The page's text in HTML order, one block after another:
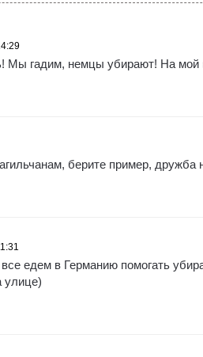
Мы гадим, немцы убирают! На мой
берите пример, дружба
едем в Германию помогать
улице)